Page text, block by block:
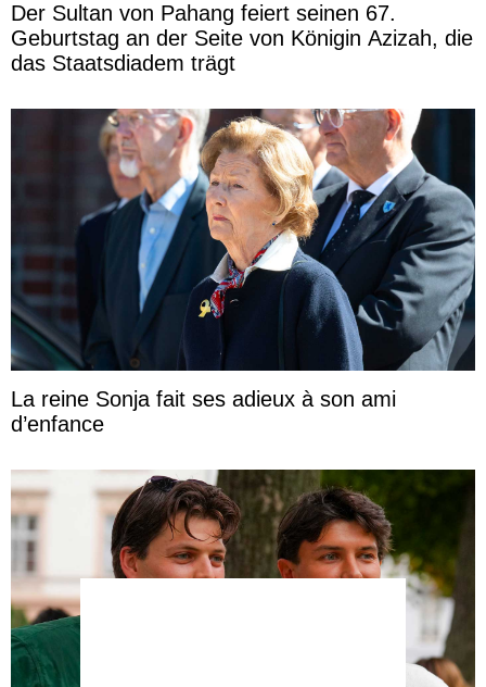
Der Sultan von Pahang feiert seinen 67.
Geburtstag an der Seite von Königin Azizah, die
das Staatsdiadem trägt
La reine Sonja fait ses adieux à son ami
d’enfance